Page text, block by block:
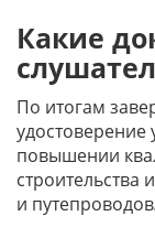
Какие
По итогам
удостоверение
повышении
строительства
и путепроводов